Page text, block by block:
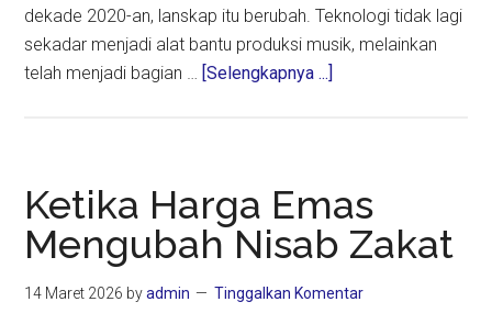
dekade 2020-an, lanskap itu berubah. Teknologi tidak lagi
sekadar menjadi alat bantu produksi musik, melainkan
telah menjadi bagian … [Selengkapnya ...]
Pandang
Kita
Konser
Ketika Harga Emas
Mengubah Nisab Zakat
14 Maret 2026 byadmin Tinggalkan Komentar